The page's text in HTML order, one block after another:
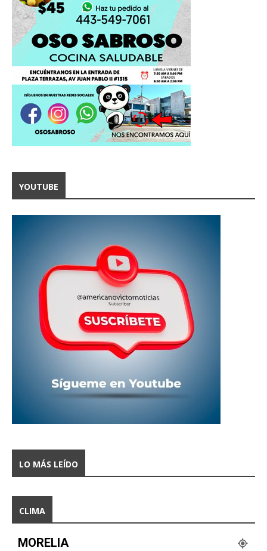
YOUTUBE
LO MÁS LEÍDO
CLIMA
MORELIA